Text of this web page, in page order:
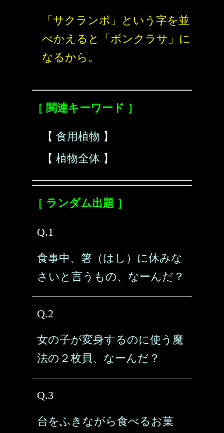
「サクランボ」という字を並
べかえると「ボンクラサ」に
なるから。
［ 関連キーワード ］
【 食用植物 】
【 植物全体 】
［ ランダム出題 ］
Q.1
食事中、箸（はし）に休みな
さいと言うもの、なーんだ？
Q.2
女の子が変身するのに使う魔
法の２枚貝、なーんだ？
Q.3
台をふきながら食べるお菓